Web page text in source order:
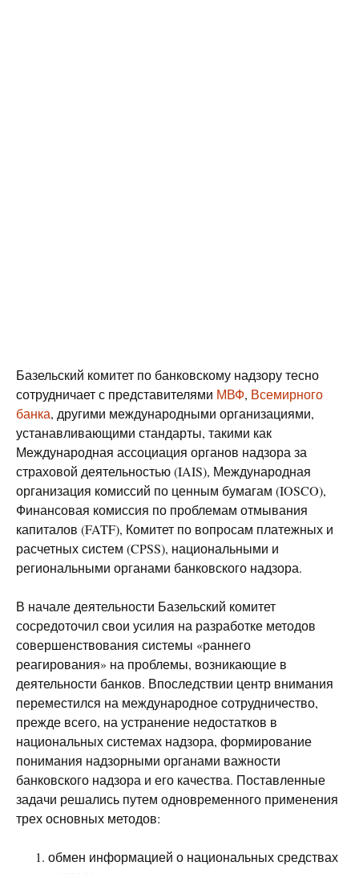
Базельский комитет по банковскому надзору тесно
сотрудничает с представителями МВФ, Всемирного
банка, другими международными организациями,
устанавливающими стандарты, такими как
Международная ассоциация органов надзора за
страховой деятельностью (IAIS), Международная
организация комиссий по ценным бумагам (IOSCO),
Финансовая комиссия по проблемам отмывания
капиталов (FATF), Комитет по вопросам платежных и
расчетных систем (CPSS), национальными и
региональными органами банковского надзора.
В начале деятельности Базельский комитет
сосредоточил свои усилия на разработке методов
совершенствования системы «раннего
реагирования» на проблемы, возникающие в
деятельности банков. Впоследствии центр внимания
переместился на международное сотрудничество,
прежде всего, на устранение недостатков в
национальных системах надзора, формирование
понимания надзорными органами важности
банковского надзора и его качества. Поставленные
задачи решались путем одновременного применения
трех основных методов:
обмен информацией о национальных средствах